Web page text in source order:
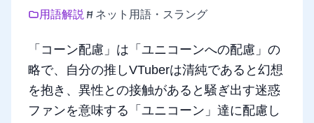
用語解説 ネット用語・スラング
「コーン配慮」は「ユニコーンへの配慮」の
略で、自分の推しVTuberは清純であると幻想
を抱き、異性との接触があると騒ぎ出す迷惑
ファンを意味する「ユニコーン」達に配慮し